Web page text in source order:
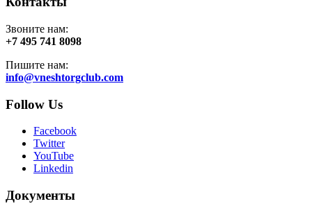
Звоните нам:
+7 495 741 8098
Пишите нам:
info@vneshtorgclub.com
Follow Us
Facebook
Twitter
YouTube
Linkedin
Документы